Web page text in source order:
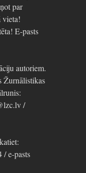
par
vieta!
E-pasts
autoriem.
Žurnālistikas
/
e-pasts